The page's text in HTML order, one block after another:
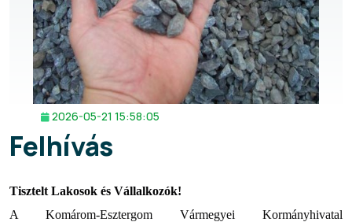
2026-05-21 15:58:05
Felhívás
Tisztelt Lakosok és Vállalkozók!
A Komárom-Esztergom Vármegyei Kormányhivatal